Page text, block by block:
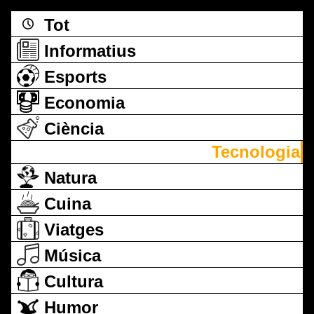
Tot
Informatius
Esports
Economia
Ciència
Tecnologia
Natura
Cuina
Viatges
Música
Cultura
Humor